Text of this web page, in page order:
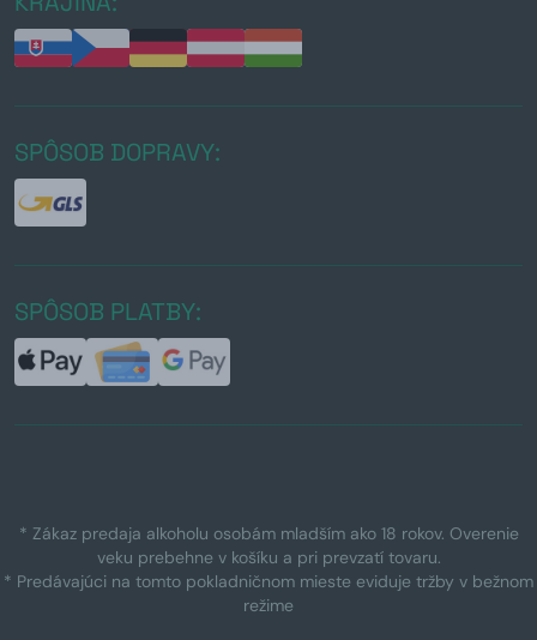
SPÔSOB DOPRAVY:
SPÔSOB PLATBY:
* Zákaz predaja alkoholu osobám mladším ako 18 rokov. Overenie
veku prebehne v košíku a pri prevzatí tovaru.
* Predávajúci na tomto pokladničnom mieste eviduje tržby v bežnom
režime